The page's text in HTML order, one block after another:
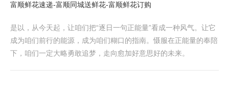
富顺鲜花速递-富顺同城送鲜花-富顺鲜花订购
是以，从今天起，让咱们把“逐日一句正能量”看成一种风气。让它
成为咱们前行的能源，成为咱们糊口的指南。慑服在正能量的奉陪
下，咱们一定大略勇敢追梦，走向愈加好意思好的未来。